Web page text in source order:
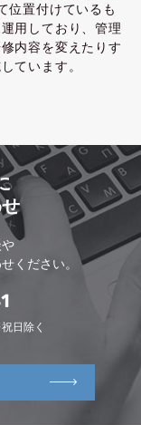
位置付けているも
用しており、管理
内容を変えたりす
ています。
ください。
日除く